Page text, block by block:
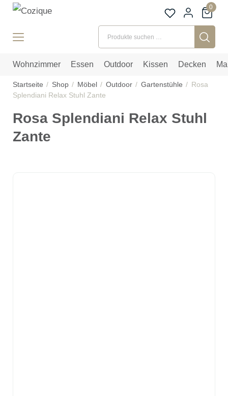
0
Suchen nach:
Wohnzimmer Essen Outdoor Kissen Decken
Startseite Shop Möbel Outdoor Gartenstühle
Rosa
Splendiani Relax Stuhl Zante
Rosa Splendiani Relax Stuhl
Zante